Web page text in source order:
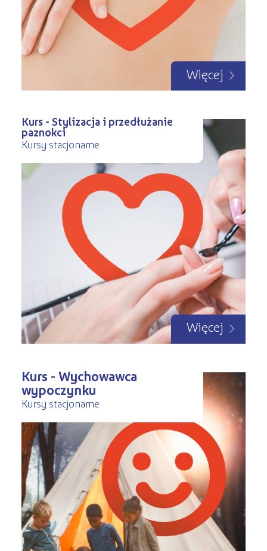
Więcej
Kurs - Stylizacja i przedłużanie
paznokci
Kursy stacjonarne
Więcej
Kurs - Wychowawca
wypoczynku
Kursy stacjonarne